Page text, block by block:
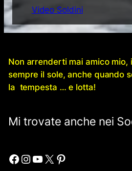
Video Soldini
Non arrenderti mai amico mio,
sempre il sole, anche quando
la tempesta … e lotta!
Mi trovate anche nei
Facebook Instagram YouTube X Pinterest